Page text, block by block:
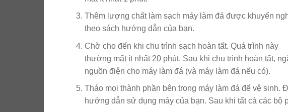
Thêm lượng chất làm sạch máy làm đá được khuyến
theo sách hướng dẫn của bạn.
Chờ cho đến khi chu trình sạch hoàn tất. Quá trình này
thường mất ít nhất 20 phút. Sau khi chu trình hoàn tất,
nguồn điện cho máy làm đá (và máy làm đá nếu có).
Tháo mọi thành phần bên trong máy làm đá để vệ sinh.
hướng dẫn sử dụng máy của bạn. Sau khi tất cả các